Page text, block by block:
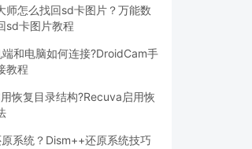
师怎么找回sd卡图片？万能数
sd卡图片教程
和电脑如何连接?DroidCam手
教程
恢复目录结构?Recuva启用恢
系统？Dism++还原系统技巧